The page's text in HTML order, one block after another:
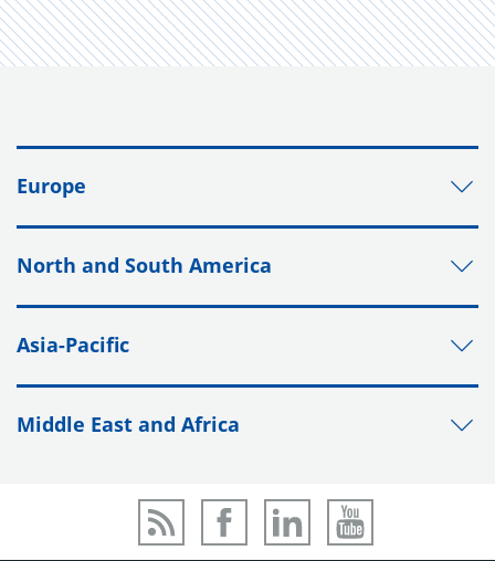
Europe
North and South America
Asia-Pacific
Middle East and Africa